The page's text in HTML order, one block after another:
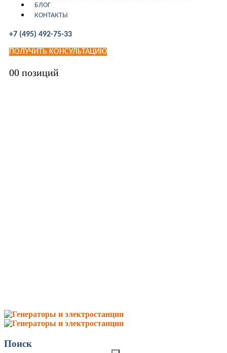
БЛОГ
КОНТАКТЫ
+7 (495) 492-75-33
ПОЛУЧИТЬ КОНСУЛЬТАЦИЮ
00 позиций
Поиск